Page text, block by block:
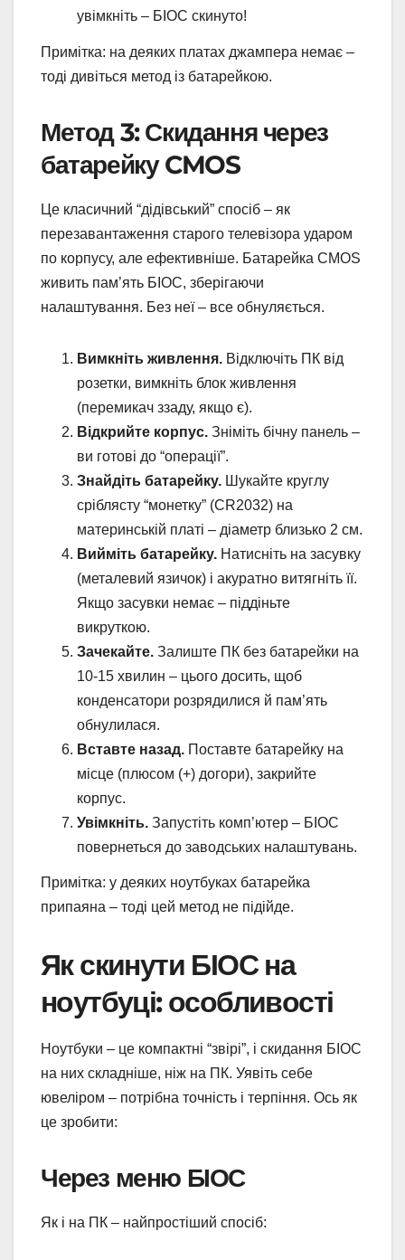
увімкніть – БІОС скинуто!
Примітка: на деяких платах джампера немає –
тоді дивіться метод із батарейкою.
Метод 3: Скидання через
батарейку CMOS
Це класичний “дідівський” спосіб – як
перезавантаження старого телевізора ударом
по корпусу, але ефективніше. Батарейка CMOS
живить пам’ять БІОС, зберігаючи
налаштування. Без неї – все обнуляється.
Вимкніть живлення. Відключіть ПК від
розетки, вимкніть блок живлення
(перемикач ззаду, якщо є).
Відкрийте корпус. Зніміть бічну панель –
ви готові до “операції”.
Знайдіть батарейку. Шукайте круглу
сріблясту “монетку” (CR2032) на
материнській платі – діаметр близько 2 см.
Вийміть батарейку. Натисніть на засувку
(металевий язичок) і акуратно витягніть її.
Якщо засувки немає – піддіньте
викруткою.
Зачекайте. Залиште ПК без батарейки на
10-15 хвилин – цього досить, щоб
конденсатори розрядилися й пам’ять
обнулилася.
Вставте назад. Поставте батарейку на
місце (плюсом (+) догори), закрийте
корпус.
Увімкніть. Запустіть комп’ютер – БІОС
повернеться до заводських налаштувань.
Примітка: у деяких ноутбуках батарейка
припаяна – тоді цей метод не підійде.
Як скинути БІОС на
ноутбуці: особливості
Ноутбуки – це компактні “звірі”, і скидання БІОС
на них складніше, ніж на ПК. Уявіть себе
ювеліром – потрібна точність і терпіння. Ось як
це зробити:
Через меню БІОС
Як і на ПК – найпростіший спосіб: